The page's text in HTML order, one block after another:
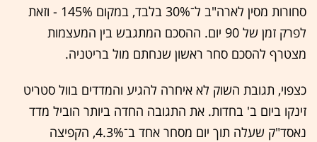
סחורות מסין לארה"ב ל־30% בלבד, במקום 145% - וזאת
לפרק זמן של 90 יום. ההסכם המתגבש בין המעצמות
מצטרף להסכם סחר ראשון שנחתם מול בריטניה.
כצפוי, תגובת השוק לא איחרה להגיע והמדדים בוול סטריט
זינקו ביום ב' בחדות. את התגובה החדה ביותר הוביל מדד
נאסד"ק שעלה תוך יום מסחר אחד ב־4.3%, הקפיצה